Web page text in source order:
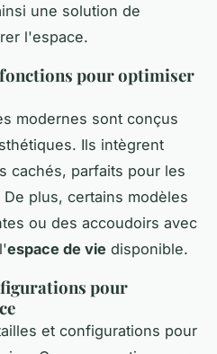
une solution de
l'espace.
pour optimiser
modernes sont conçus
Ils intègrent
cachés, parfaits pour les
plus, certains modèles
ou des accoudoirs avec
espace de vie disponible.
pour
et configurations pour